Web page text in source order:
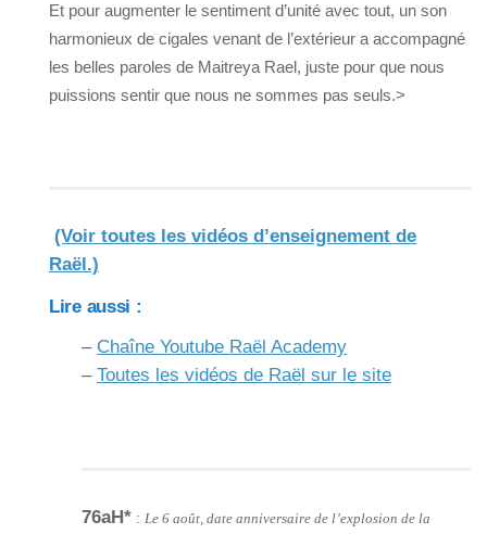
Et pour augmenter le sentiment d’unité avec tout, un son
harmonieux de cigales venant de l’extérieur a accompagné
les belles paroles de Maitreya Rael, juste pour que nous
puissions sentir que nous ne sommes pas seuls.>
(Voir toutes les vidéos d’enseignement de
Raël.)
Lire aussi :
– Chaîne Youtube Raël Academy
– Toutes les vidéos de Raël sur le site
76aH* : Le 6 août, date anniversaire de l’explosion de la